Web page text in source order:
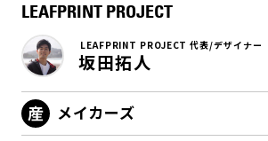
LEAFPRINT PROJECT
LEAFPRINT PROJECT 代表/デザイナー
坂田拓人
メイカーズ